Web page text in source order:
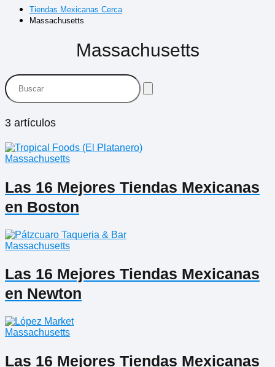
Tiendas Mexicanas Cerca
Massachusetts
Massachusetts
3 artículos
Massachusetts
Las 16 Mejores Tiendas Mexicanas
en Boston
Massachusetts
Las 16 Mejores Tiendas Mexicanas
en Newton
Massachusetts
Las 16 Mejores Tiendas Mexicanas